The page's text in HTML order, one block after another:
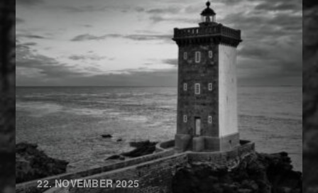
22. NOVEMBER 2025